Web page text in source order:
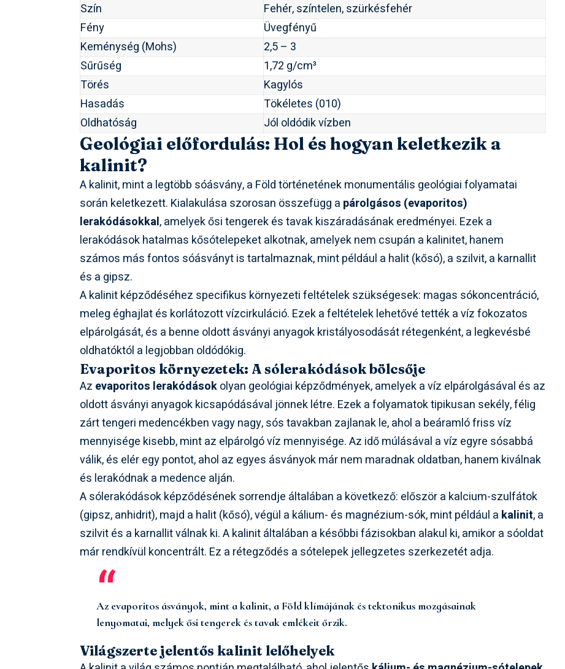
Szín
Fehér, színtelen, szürkésfehér
Fény
Üvegfényű
Keménység (Mohs)
2,5 – 3
Sűrűség
1,72 g/cm³
Törés
Kagylós
Hasadás
Tökéletes (010)
Oldhatóság
Jól oldódik vízben
Geológiai előfordulás: Hol és hogyan keletkezik a
kalinit?
A kalinit, mint a legtöbb sóásvány, a Föld történetének monumentális geológiai folyamatai
során keletkezett. Kialakulása szorosan összefügg a párolgásos (evaporitos)
lerakódásokkal, amelyek ősi tengerek és tavak kiszáradásának eredményei. Ezek a
lerakódások hatalmas kősótelepeket alkotnak, amelyek nem csupán a kalinitet, hanem
számos más fontos sóásványt is tartalmaznak, mint például a halit (kősó), a szilvit, a karnallit
és a gipsz.
A kalinit képződéséhez specifikus környezeti feltételek szükségesek: magas sókoncentráció,
meleg éghajlat és korlátozott vízcirkuláció. Ezek a feltételek lehetővé tették a víz fokozatos
elpárolgását, és a benne oldott ásványi anyagok kristályosodását rétegenként, a legkevésbé
oldhatóktól a legjobban oldódókig.
Evaporitos környezetek: A sólerakódások bölcsője
Az evaporitos lerakódásokolyan geológiai képződmények, amelyek a víz elpárolgásával és az
oldott ásványi anyagok kicsapódásával jönnek létre. Ezek a folyamatok tipikusan sekély, félig
zárt tengeri medencékben vagy nagy, sós tavakban zajlanak le, ahol a beáramló friss víz
mennyisége kisebb, mint az elpárolgó víz mennyisége. Az idő múlásával a víz egyre sósabbá
válik, és elér egy pontot, ahol az egyes ásványok már nem maradnak oldatban, hanem kiválnak
és lerakódnak a medence alján.
A sólerakódások képződésének sorrendje általában a következő: először a kalcium-szulfátok
(gipsz, anhidrit), majd a halit (kősó), végül a kálium- és magnézium-sók, mint például a kalinit, a
szilvit és a karnallit válnak ki. A kalinit általában a későbbi fázisokban alakul ki, amikor a sóoldat
már rendkívül koncentrált. Ez a rétegződés a sótelepek jellegzetes szerkezetét adja.
Az evaporitos ásványok, mint a kalinit, a Föld klímájának és tektonikus mozgásainak
lenyomatai, melyek ősi tengerek és tavak emlékeit őrzik.
Világszerte jelentős kalinit lelőhelyek